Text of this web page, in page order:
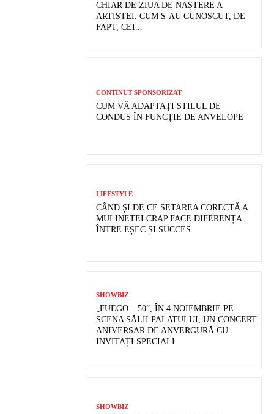
CHIAR DE ZIUA DE NAȘTERE A
ARTISTEI. CUM S-AU CUNOSCUT, DE
FAPT, CEI...
CONTINUT SPONSORIZAT
CUM VĂ ADAPTAȚI STILUL DE
CONDUS ÎN FUNCȚIE DE ANVELOPE
LIFESTYLE
CÂND ȘI DE CE SETAREA CORECTĂ A
MULINETEI CRAP FACE DIFERENȚA
ÎNTRE EȘEC ȘI SUCCES
SHOWBIZ
„FUEGO – 50”, ÎN 4 NOIEMBRIE PE
SCENA SĂLII PALATULUI, UN CONCERT
ANIVERSAR DE ANVERGURĂ CU
INVITAȚI SPECIALI
SHOWBIZ